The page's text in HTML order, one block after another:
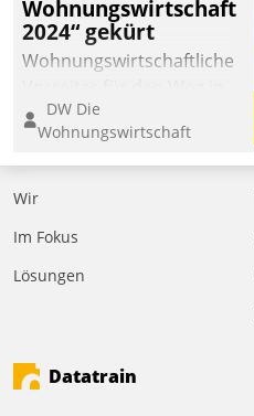
Wohnungswirtschaft
2024“ gekürt
Wohnungswirtschaftliche
eine digitale Zukunft zu
finden, ist das Ziel des
Awards „Digitalpioniere
der
Bewerben können sich
dafür ein Team
DW Die
Wohnungswirtschaft
Wir
Im Fokus
Lösungen
Datatrain